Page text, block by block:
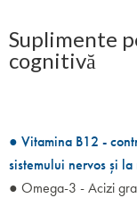
Suplimente
cognitivă
● Vitamina B12 -
sistemului nervos și
● Omega-3 - Acizi